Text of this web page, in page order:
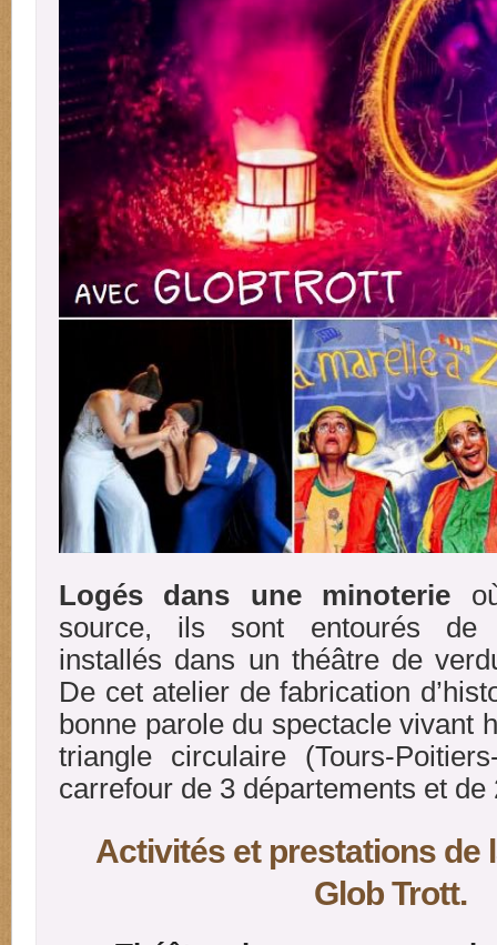
Logés dans une minoterie
source, ils sont entourés de
installés dans un théâtre de
De cet atelier de fabrication
bonne parole du spectacle vivant
triangle circulaire (Tours-
carrefour de 3 départements et de
Activités et prestations de
Glob Trott.